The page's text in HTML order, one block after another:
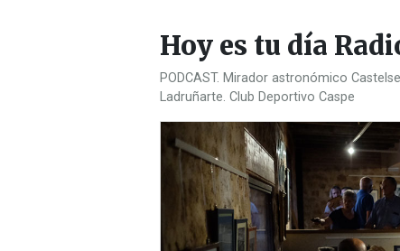
Hoy es tu día
PODCAST. Mirador astronómico
Ladruñarte. Club Deportivo Caspe